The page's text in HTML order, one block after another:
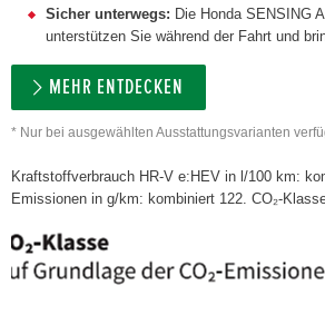
Sicher unterwegs: Die Honda SENSING
unterstützen Sie während der Fahrt und
MEHR ENTDECKEN
* Nur bei ausgewählten Ausstattungsvarianten
Kraftstoffverbrauch HR-V e:HEV in l/100 km:
Emissionen in g/km: kombiniert 122. CO₂-